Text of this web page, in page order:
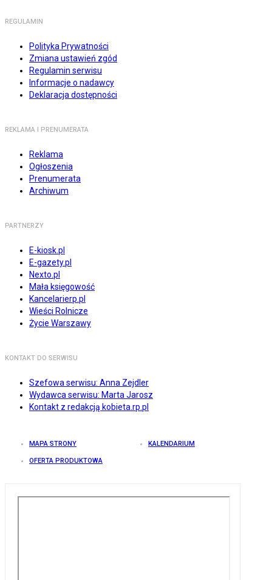
REGULAMIN
Polityka Prywatności
Zmiana ustawień zgód
Regulamin serwisu
Informacje o nadawcy
Deklaracja dostępności
REKLAMA I PRENUMERATA
Reklama
Ogłoszenia
Prenumerata
Archiwum
PARTNERZY
E-kiosk.pl
E-gazety.pl
Nexto.pl
Mała księgowość
Kancelarierp.pl
Wieści Rolnicze
Życie Warszawy
KONTAKT DO SERWISU
Szefowa serwisu: Anna Zejdler
Wydawca serwisu: Marta Jarosz
Kontakt z redakcją kobieta.rp.pl
MAPA STRONY KALENDARIUM
OFERTA PRODUKTOWA